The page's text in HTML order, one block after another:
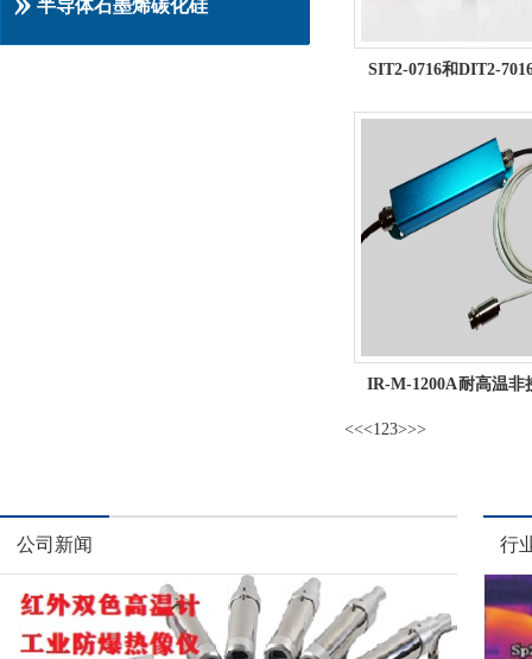
半导体石墨烯碳化硅
SIT2-0716和DIT2-
<<<123>>>
公司新闻 行